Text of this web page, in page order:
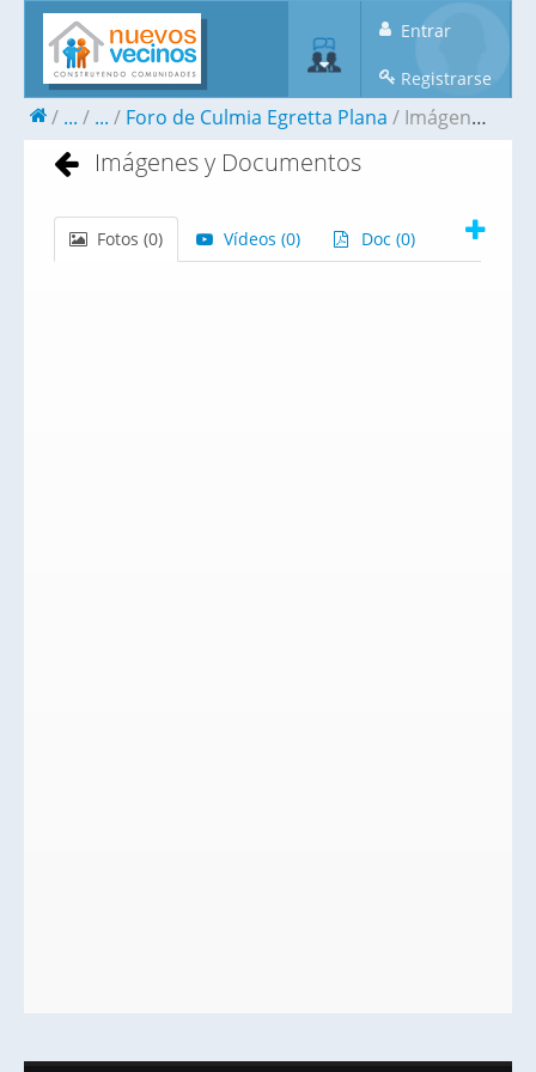
Entrar
Registrarse
... ... Foro de Culmia Egretta Plana Imágenes y Documentos
Imágenes y Documentos
Fotos (0) Vídeos (0) Doc (0)